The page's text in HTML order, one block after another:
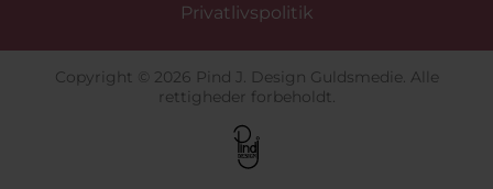
Privatlivspolitik
Copyright © 2026 Pind J. Design Guldsmedie. Alle
rettigheder forbeholdt.